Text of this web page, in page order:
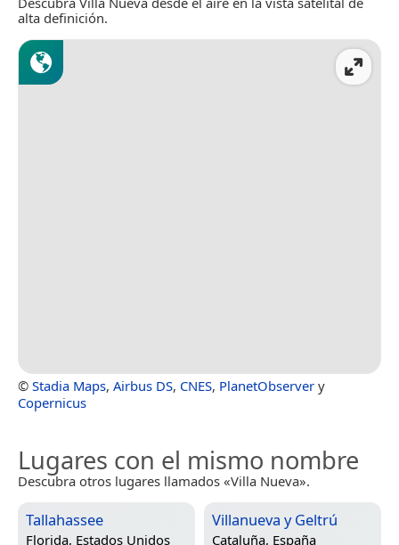
alta definición.
© Stadia Maps, Airbus DS, CNES, PlanetObserver y
Copernicus
Lugares con el mismo nombre
Descubra otros lugares llamados «Villa Nueva».
Tallahassee
Florida, Estados Unidos
Villanueva y Geltrú
Cataluña, España